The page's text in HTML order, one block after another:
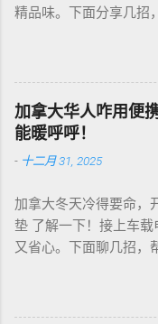
精品味。下面分享几招
挑磨豆机看磨芯，陶
邻居可能嫌吵…… 磨豆
咖啡机，App上查磨豆
次，存密封罐，早上冲
贵，网购Amazon.de或
欧元搞定。华人微信群
咖啡磨豆机 让德国华
更有味！
加拿大华人咋用便
能暖呼呼！
- 十二月 31, 2025
加拿大冬天冷得要命，
垫 了解一下！接上车
又省心。下面聊几招，
质，绒布的舒服又耐